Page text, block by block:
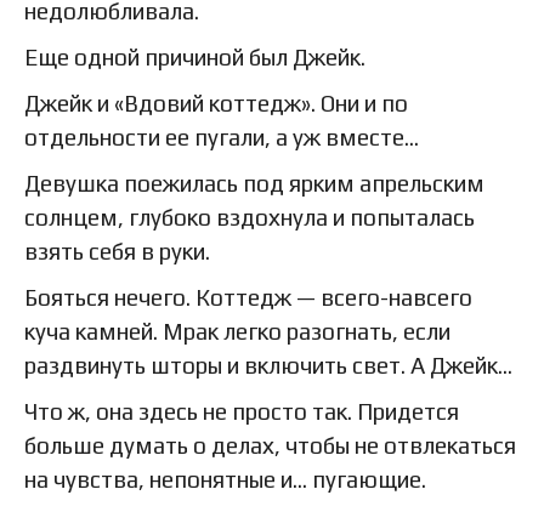
недолюбливала.
Еще одной причиной был Джейк.
Джейк и «Вдовий коттедж». Они и по
отдельности ее пугали, а уж вместе…
Девушка поежилась под ярким апрельским
солнцем, глубоко вздохнула и попыталась
взять себя в руки.
Бояться нечего. Коттедж — всего-навсего
куча камней. Мрак легко разогнать, если
раздвинуть шторы и включить свет. А Джейк…
Что ж, она здесь не просто так. Придется
больше думать о делах, чтобы не отвлекаться
на чувства, непонятные и… пугающие.